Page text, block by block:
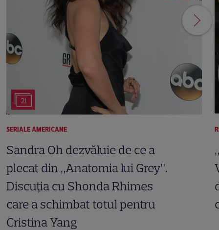
21
SERIALE AMERICANE
Sandra Oh dezvăluie de ce a
plecat din „Anatomia lui Grey”.
Discuția cu Shonda Rhimes
care a schimbat totul pentru
Cristina Yang